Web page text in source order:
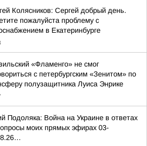
Колясников: Сергей добрый день.
пожалуйста проблему с
в Екатеринбурге
«Фламенго» не смог
с петербургским «Зенитом» по
полузащитника Луиса Энрике
Подоляка: Война на Украине в ответах
моих прямых эфирах 03-